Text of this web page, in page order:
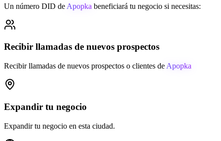
Un número DID de Apopka beneficiará tu negocio si necesitas:
Recibir llamadas de nuevos prospectos
Recibir llamadas de nuevos prospectos o clientes de Apopka
Expandir tu negocio
Expandir tu negocio en esta ciudad.